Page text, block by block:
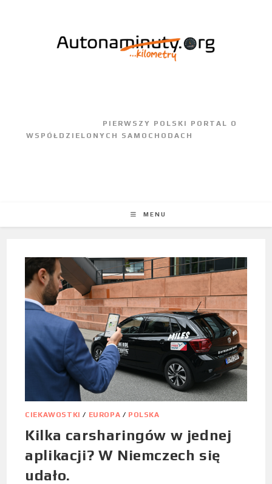
MENU
CIEKAWOSTKI / EUROPA / POLSKA
Kilka carsharingów w jednej
aplikacji? W Niemczech się
udało.